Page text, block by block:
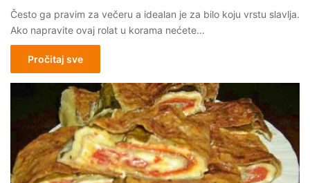
Često ga pravim za večeru a idealan je za bilo koju vrstu slavlja.
Ako napravite ovaj rolat u korama nećete…
Pročitaj sve